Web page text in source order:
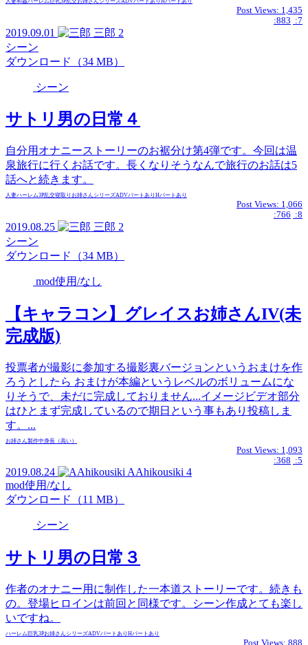
Post Views: 1,435
:883 :7
2019.09.01 三郎 2
シーン
ダウンロード（34 MB）
シーン
サトリ男の日常４
自分用オナニーストーリーのお裾分け第4弾です。今回は温
泉旅行に行くお話です。長くなりそうなんで旅行のお話は5
話へと続きます。
人妻ハーレム3P乱交寝取り お姉さんシリーズADVパートあり Hパートあり
Post Views: 1,066
:766 :8
2019.08.25 三郎 2
シーン
ダウンロード（34 MB）
mod使用/なし
【キャラコン】グレイスお姉さんIV(未
完成版)
投票者が撮影に参加する撮影裏バージョンというおまけを作
ろうとしたら おまけが本編というレベルのボリュームにな
りそうで、未だに完成しておりません...イメージビデオ部分
はひとまず完成しているので期日という事もあり投稿しま
す。...
お姉さん製作中身長（高い）
Post Views: 1,093
:368 :5
2019.08.24 AAhikousiki 4
mod使用/なし
ダウンロード（11 MB）
シーン
サトリ男の日常３
作者のオナニー用に制作した一本道ストーリーです。続きも
の。登場ヒロインは前回と同様です。シーン作成とても楽し
いですね。
ハーレム巨乳3Pお姉さんシリーズADVパートあり Hパートあり
Post Views: 888